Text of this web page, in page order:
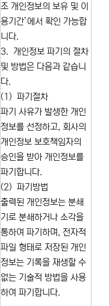
조 개인정보의 보유 및 이
용기간’에서 확인 가능합
니다.
3. 개인정보 파기의 절차
및 방법은 다음과 같습니
다.
(1) 파기절차
파기 사유가 발생한 개인
정보를 선정하고, 회사의
개인정보 보호책임자의
승인을 받아 개인정보를
파기합니다.
(2) 파기방법
출력된 개인정보는 분쇄
기로 분쇄하거나 소각을
통하여 파기하며, 전자적
파일 형태로 저장된 개인
정보는 기록을 재생할 수
없는 기술적 방법을 사용
하여 파기합니다.